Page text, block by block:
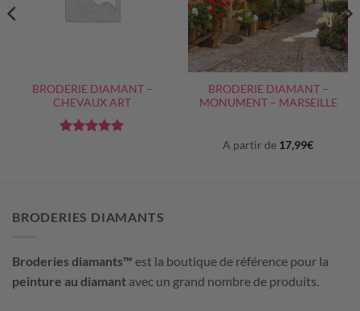
BRODERIE DIAMANT –
CHEVAUX ART
BRODERIE DIAMANT –
MONUMENT – MARSEILLE
A partir de 17,99€
BRODERIES DIAMANTS
Broderies diamants™ est la boutique de référence pour la
peinture au diamant avec un grand nombre de produits.